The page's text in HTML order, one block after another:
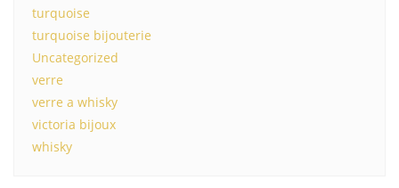
turquoise
turquoise bijouterie
Uncategorized
verre
verre a whisky
victoria bijoux
whisky